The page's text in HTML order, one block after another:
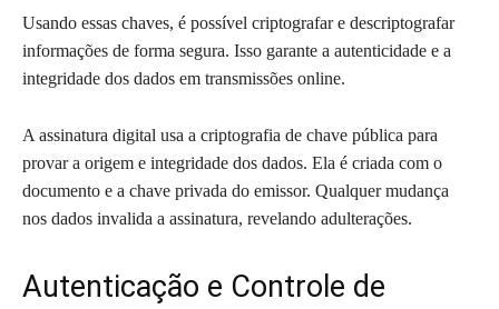
Usando essas chaves, é possível criptografar e descriptografar
informações de forma segura. Isso garante a autenticidade e a
integridade dos dados em transmissões online.
A assinatura digital usa a criptografia de chave pública para
provar a origem e integridade dos dados. Ela é criada com o
documento e a chave privada do emissor. Qualquer mudança
nos dados invalida a assinatura, revelando adulterações.
Autenticação e Controle de